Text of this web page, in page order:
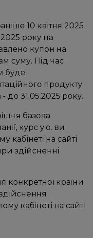
10 квітня 2025
року на
купон на
суму. Під час
буде
продукту
до 31.05.2025 року.
базова
курс у.о. ви
кабінеті на сайті
здійсненні
конкретної країни
кабінеті на сайті